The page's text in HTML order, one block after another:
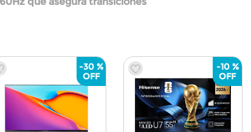
-30 % -10 %